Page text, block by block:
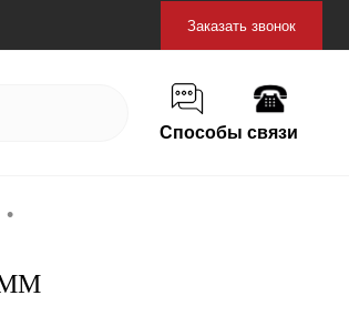
Заказать звонок
Способы связи
•